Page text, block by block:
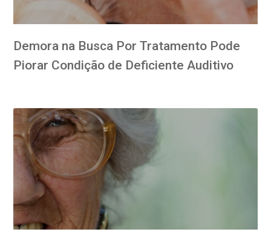
Demora na Busca Por Tratamento Pode
Piorar Condição de Deficiente Auditivo